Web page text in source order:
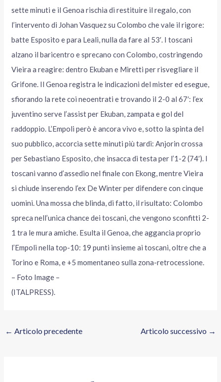
sette minuti e il Genoa rischia di restituire il regalo, con
l’intervento di Johan Vasquez su Colombo che vale il rigore:
batte Esposito e para Leali, nulla da fare al 53′. I toscani
alzano il baricentro e sprecano con Colombo, costringendo
Vieira a reagire: dentro Ekuban e Miretti per risvegliare il
Grifone. Il Genoa registra le indicazioni del mister ed esegue,
sfiorando la rete coi neoentrati e trovando il 2-0 al 67′: l’ex
juventino serve l’assist per Ekuban, zampata e gol del
raddoppio. L’Empoli però è ancora vivo e, sotto la spinta del
suo pubblico, accorcia sette minuti più tardi: Anjorin crossa
per Sebastiano Esposito, che insacca di testa per l’1-2 (74′). I
toscani vanno d’assedio nel finale con Ekong, mentre Vieira
si chiude inserendo l’ex De Winter per difendere con cinque
uomini. Una mossa che blinda, di fatto, il risultato: Colombo
spreca nell’unica chance dei toscani, che vengono sconfitti 2-
1 tra le mura amiche. Esulta il Genoa, che aggancia proprio
l’Empoli nella top-10: 19 punti insieme ai toscani, oltre che a
Torino e Roma, e +5 momentaneo sulla zona-retrocessione.
– Foto Image –
(ITALPRESS).
← Articolo precedente Articolo successivo →